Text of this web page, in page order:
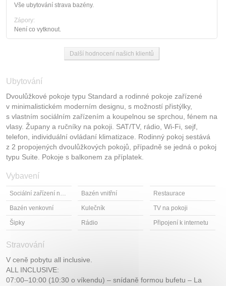
Vše ubytování strava bazény.
Zápory:
Není co vytknout.
Další hodnocení našich klientů
Ubytování
Dvoulůžkové pokoje typu Standard a rodinné pokoje zařízené
v minimalistickém moderním designu, s možností přistýlky,
s vlastním sociálním zařízením a koupelnou se sprchou, fénem na
vlasy. Župany a ručníky na pokoji. SAT/TV, rádio, Wi-Fi, sejf,
telefon, individuální ovládaní klimatizace. Rodinný pokoj sestává
z 2 propojených dvoulůžkových pokojů, případně se jedná o pokoj
typu Suite. Pokoje s balkonem za příplatek.
Vybavení
Sociální zařízení na pokoji Bazén vnitřní Restaurace
Bazén venkovní Kulečník TV na pokoji
Šipky Rádio Připojení k internetu
Stravování
V ceně pobytu all inclusive.
ALL INCLUSIVE:
07:00–10:00 (10:30 o víkendu) – snídaně formou bufetu – La